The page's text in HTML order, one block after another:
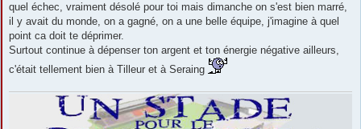
quel échec, vraiment désolé pour toi mais dimanche on s'est bien marré,
il y avait du monde, on a gagné, on a une belle équipe, j'imagine à quel
point ca doit te déprimer.
Surtout continue à dépenser ton argent et ton énergie négative ailleurs,
c'était tellement bien à Tilleur et à Seraing